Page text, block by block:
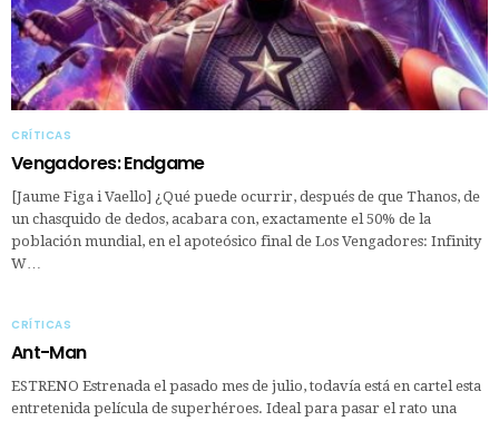
CRÍTICAS
Vengadores: Endgame
[Jaume Figa i Vaello] ¿Qué puede ocurrir, después de que Thanos, de
un chasquido de dedos, acabara con, exactamente el 50% de la
población mundial, en el apoteósico final de Los Vengadores: Infinity
W…
CRÍTICAS
Ant-Man
ESTRENO Estrenada el pasado mes de julio, todavía está en cartel esta
entretenida película de superhéroes. Ideal para pasar el rato una